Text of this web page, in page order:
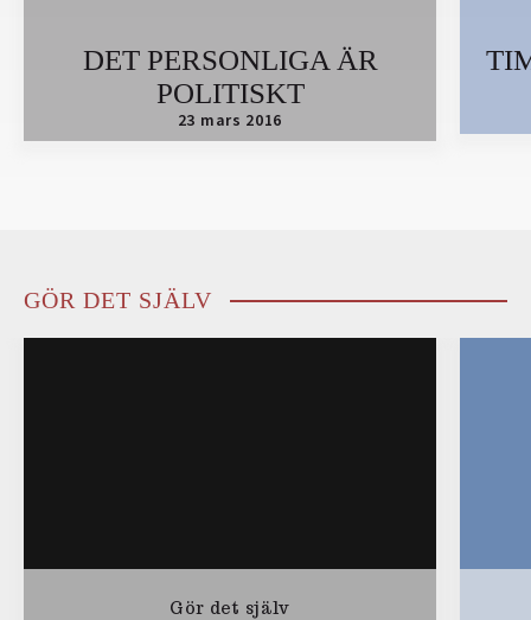
DET PERSONLIGA ÄR
POLITISKT
23 mars 2016
GÖR DET SJÄLV
Gör det själv